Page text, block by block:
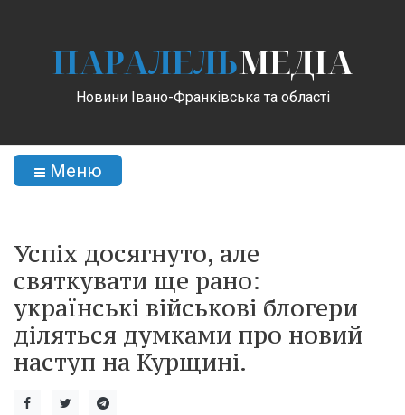
ПАРАЛЕЛЬМЕДІА
Новини Івано-Франківська та області
Меню
Успіх досягнуто, але
святкувати ще рано:
українські військові блогери
діляться думками про новий
наступ на Курщині.